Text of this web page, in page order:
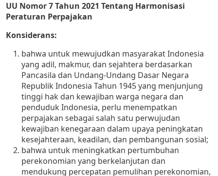
UU Nomor 7 Tahun 2021 Tentang Harmonisasi
Peraturan Perpajakan
Konsiderans:
bahwa untuk mewujudkan masyarakat Indonesia
yang adil, makmur, dan sejahtera berdasarkan
Pancasila dan Undang-Undang Dasar Negara
Republik Indonesia Tahun 1945 yang menjunjung
tinggi hak dan kewajiban warga negara dan
penduduk Indonesia, perlu menempatkan
perpajakan sebagai salah satu perwujudan
kewajiban kenegaraan dalam upaya peningkatan
kesejahteraan, keadilan, dan pembangunan sosial;
bahwa untuk meningkatkan pertumbuhan
perekonomian yang berkelanjutan dan
mendukung percepatan pemulihan perekonomian,